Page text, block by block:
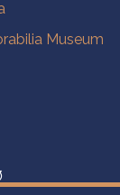
Museum